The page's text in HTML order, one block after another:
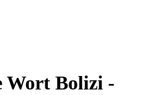
Wort Bolizi -